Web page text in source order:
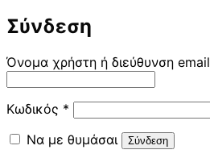
Σύνδεση
Όνομα χρήστη ή διεύθυνση email
Κωδικός * Απαιτείται
Να με θυμάσαι
Σύνδεση